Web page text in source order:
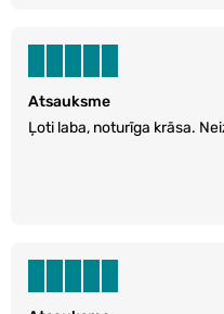
Atsauksme
Ļoti laba, noturīga krāsa.